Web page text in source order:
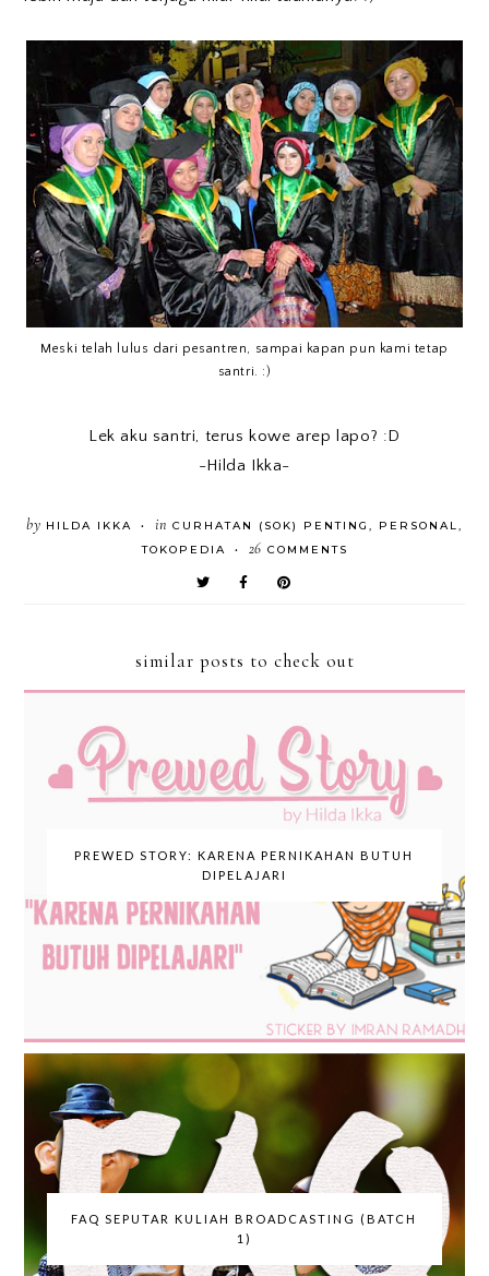
Meski telah lulus dari pesantren, sampai kapan pun kami tetap
santri. :)
Lek aku santri, terus kowe arep lapo? :D
-Hilda Ikka-
by HILDA IKKA • in CURHATAN (SOK) PENTING , PERSONAL,
TOKOPEDIA
• 26 COMMENTS
similar posts to check out
PREWED STORY: KARENA PERNIKAHAN BUTUH
DIPELAJARI
FAQ SEPUTAR KULIAH BROADCASTING (BATCH
1)